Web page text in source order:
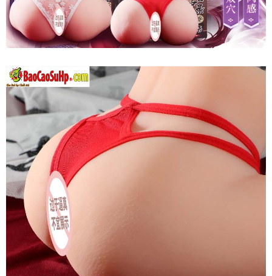
Mông
Quỷ
Mizzzee
Ji
Kagayaki
Nguyên
Khối
Thụt
Hậu
Môn
Kích
Thích